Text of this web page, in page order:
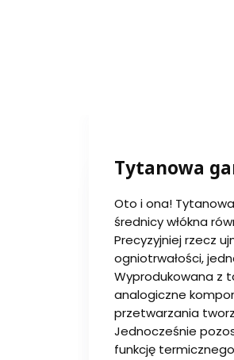
Tytanowa
Oto i ona!
średnicy włókna
Precyzyjniej rzecz
ogniotrwałości,
Wyprodukowana z
analogiczne
przetwarzania
Jednocześnie
funkcję